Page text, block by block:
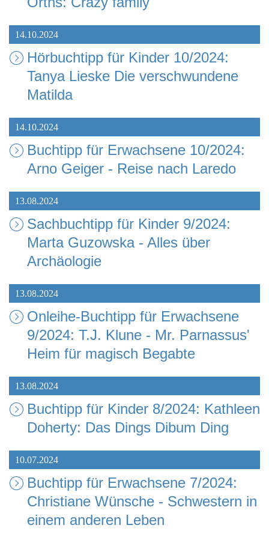
14.10.2024
Hörbuchtipp für Kinder 10/2024:
Tanya Lieske Die verschwundene
Matilda
14.10.2024
Buchtipp für Erwachsene 10/2024:
Arno Geiger - Reise nach Laredo
13.08.2024
Sachbuchtipp für Kinder 9/2024:
Marta Guzowska - Alles über
Archäologie
13.08.2024
Onleihe-Buchtipp für Erwachsene
9/2024: T.J. Klune - Mr. Parnassus'
Heim für magisch Begabte
13.08.2024
Buchtipp für Kinder 8/2024: Kathleen
Doherty: Das Dings Dibum Ding
10.07.2024
Buchtipp für Erwachsene 7/2024:
Christiane Wünsche - Schwestern in
einem anderen Leben